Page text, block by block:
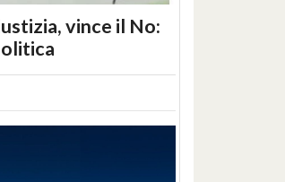
vince il No: